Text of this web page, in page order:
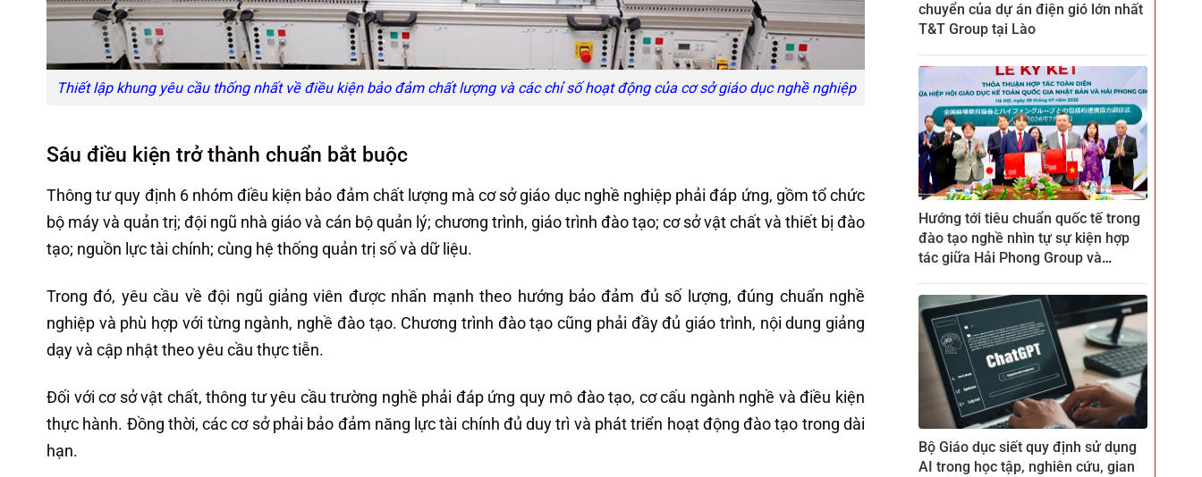
Thiết lập khung yêu cầu thống nhất về điều kiện bảo đảm chất lượng và các chỉ số hoạt động của cơ sở giáo dục nghề nghiệp
Sáu điều kiện trở thành chuẩn bắt buộc
Thông tư quy định 6 nhóm điều kiện bảo đảm chất lượng mà cơ sở giáo dục nghề nghiệp phải đáp ứng, gồm tổ chức
bộ máy và quản trị; đội ngũ nhà giáo và cán bộ quản lý; chương trình, giáo trình đào tạo; cơ sở vật chất và thiết bị đào
tạo; nguồn lực tài chính; cùng hệ thống quản trị số và dữ liệu.
Trong đó, yêu cầu về đội ngũ giảng viên được nhấn mạnh theo hướng bảo đảm đủ số lượng, đúng chuẩn nghề
nghiệp và phù hợp với từng ngành, nghề đào tạo. Chương trình đào tạo cũng phải đầy đủ giáo trình, nội dung giảng
dạy và cập nhật theo yêu cầu thực tiễn.
Đối với cơ sở vật chất, thông tư yêu cầu trường nghề phải đáp ứng quy mô đào tạo, cơ cấu ngành nghề và điều kiện
thực hành. Đồng thời, các cơ sở phải bảo đảm năng lực tài chính đủ duy trì và phát triển hoạt động đào tạo trong dài
hạn.
chuyển của dự án điện gió lớn nhất
T&T Group tại Lào
Hướng tới tiêu chuẩn quốc tế trong
đào tạo nghề nhìn tự sự kiện hợp
tác giữa Hải Phong Group và
Bộ Giáo dục siết quy định sử dụng
AI trong học tập, nghiên cứu, gian